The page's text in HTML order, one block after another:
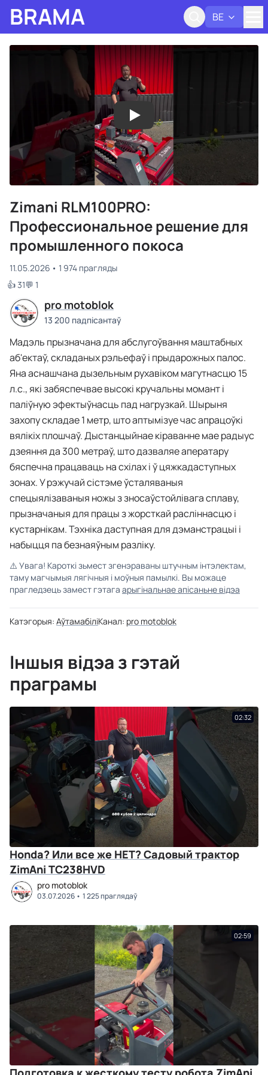
BRAMA BE
Zimani RLM100PRO:
Профессиональное решение для
промышленного покоса
11.05.2026
1 974 прагляды
👍 31💬 1
pro motoblok
13 200 падпісантаў
Мадэль прызначана для абслугоўвання маштабных
аб'ектаў, складаных рэльефаў і прыдарожных палос.
Яна аснашчана дызельным рухавіком магутнасцю 15
л.с., які забяспечвае высокі кручальны момант і
паліўную эфектыўнасць пад нагрузкай. Шырыня
захопу складае 1 метр, што аптымізуе час апрацоўкі
вялікіх плошчаў. Дыстанцыйнае кіраванне мае радыус
дзеяння да 300 метраў, што дазваляе аператару
бяспечна працаваць на схілах і ў цяжкадаступных
зонах. У рэжучай сістэме ўсталяваныя
спецыялізаваныя ножы з зносаўстойлівага сплаву,
прызначаныя для працы з жорсткай расліннасцю і
кустарнікам. Тэхніка даступная для дэманстрацыі і
набыцця па безнаяўным разліку.
⚠️ Увага! Кароткі зьмест згенэраваны штучным інтэлектам,
таму магчымыя лягічныя і моўныя памылкі. Вы можаце
прагледзець замест гэтага арыгінальнае апісаньне відэа
Катэгорыя: АўтамабіліКанал: pro motoblok
Іншыя відэа з гэтай
праграмы
02:32
Honda? Или все же НЕТ? Садовый трактор
ZimAni TC238HVD
pro motoblok
03.07.2026 1 225 праглядаў
02:59